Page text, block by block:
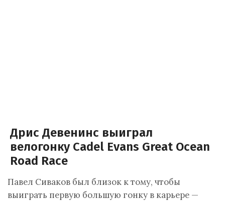
Дрис Девенинс выиграл
велогонку Cadel Evans Great Ocean
Road Race
Павел Сиваков был близок к тому, чтобы
выиграть первую большую гонку в карьере —